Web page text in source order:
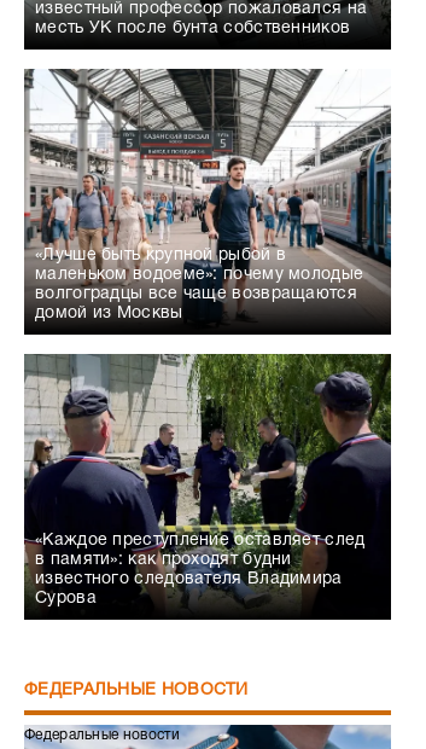
известный профессор пожаловался на
месть УК после бунта собственников
«Лучше быть крупной рыбой в
маленьком водоеме»: почему молодые
волгоградцы все чаще возвращаются
домой из Москвы
«Каждое преступление оставляет след
в памяти»: как проходят будни
известного следователя Владимира
Сурова
ФЕДЕРАЛЬНЫЕ НОВОСТИ
Федеральные новости